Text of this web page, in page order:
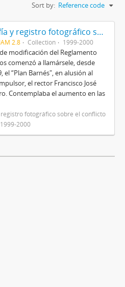
Sort by: Reference code
Hemerografía y registro fotográfico sobre el conflicto universitario de 1999-2000
2.8 Collection 1999-2000
modificación del Reglamento
comenzó a llamársele, desde
el “Plan Barnés", en alusión al
el rector Francisco José
Contemplaba el aumento en las
fotográfico sobre el conflicto
2000